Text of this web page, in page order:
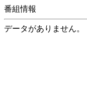
番組情報
データがありません。